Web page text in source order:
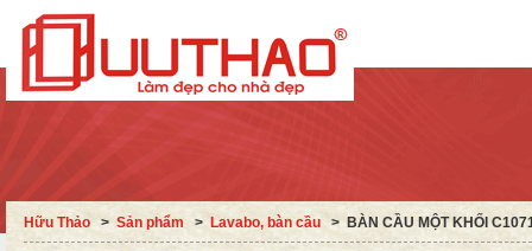
Hữu Thảo ˃ Sản phẩm ˃ Lavabo, bàn cầu ˃ BÀN CẦU MỘT KHỐI